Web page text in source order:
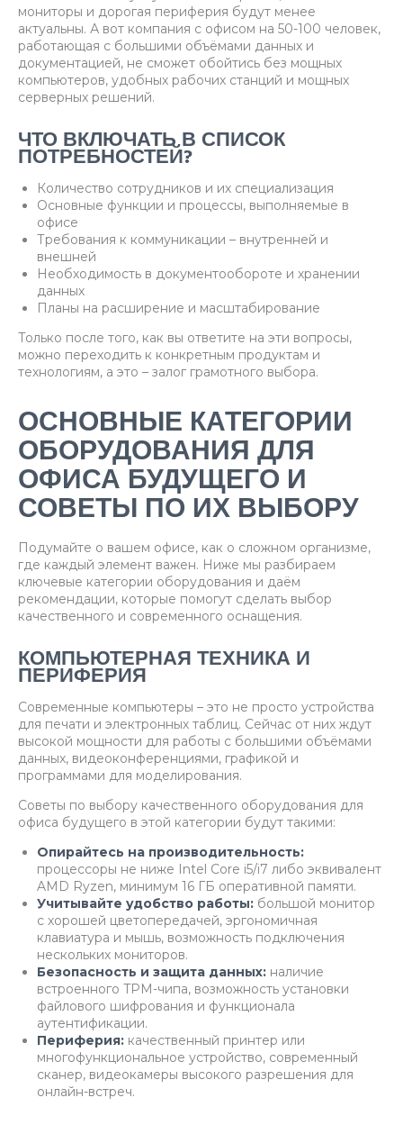
мониторы и дорогая периферия будут менее
актуальны. А вот компания с офисом на 50-100 человек,
работающая с большими объёмами данных и
документацией, не сможет обойтись без мощных
компьютеров, удобных рабочих станций и мощных
серверных решений.
ЧТО ВКЛЮЧАТЬ В СПИСОК
ПОТРЕБНОСТЕЙ?
Количество сотрудников и их специализация
Основные функции и процессы, выполняемые в
офисе
Требования к коммуникации – внутренней и
внешней
Необходимость в документообороте и хранении
данных
Планы на расширение и масштабирование
Только после того, как вы ответите на эти вопросы,
можно переходить к конкретным продуктам и
технологиям, а это – залог грамотного выбора.
ОСНОВНЫЕ КАТЕГОРИИ
ОБОРУДОВАНИЯ ДЛЯ
ОФИСА БУДУЩЕГО И
СОВЕТЫ ПО ИХ ВЫБОРУ
Подумайте о вашем офисе, как о сложном организме,
где каждый элемент важен. Ниже мы разбираем
ключевые категории оборудования и даём
рекомендации, которые помогут сделать выбор
качественного и современного оснащения.
КОМПЬЮТЕРНАЯ ТЕХНИКА И
ПЕРИФЕРИЯ
Современные компьютеры – это не просто устройства
для печати и электронных таблиц. Сейчас от них ждут
высокой мощности для работы с большими объёмами
данных, видеоконференциями, графикой и
программами для моделирования.
Советы по выбору качественного оборудования для
офиса будущего в этой категории будут такими:
Опирайтесь на производительность:
процессоры не ниже Intel Core i5/i7 либо эквивалент
AMD Ryzen, минимум 16 ГБ оперативной памяти.
Учитывайте удобство работы: большой монитор
с хорошей цветопередачей, эргономичная
клавиатура и мышь, возможность подключения
нескольких мониторов.
Безопасность и защита данных: наличие
встроенного TPM-чипа, возможность установки
файлового шифрования и функционала
аутентификации.
Периферия: качественный принтер или
многофункциональное устройство, современный
сканер, видеокамеры высокого разрешения для
онлайн-встреч.